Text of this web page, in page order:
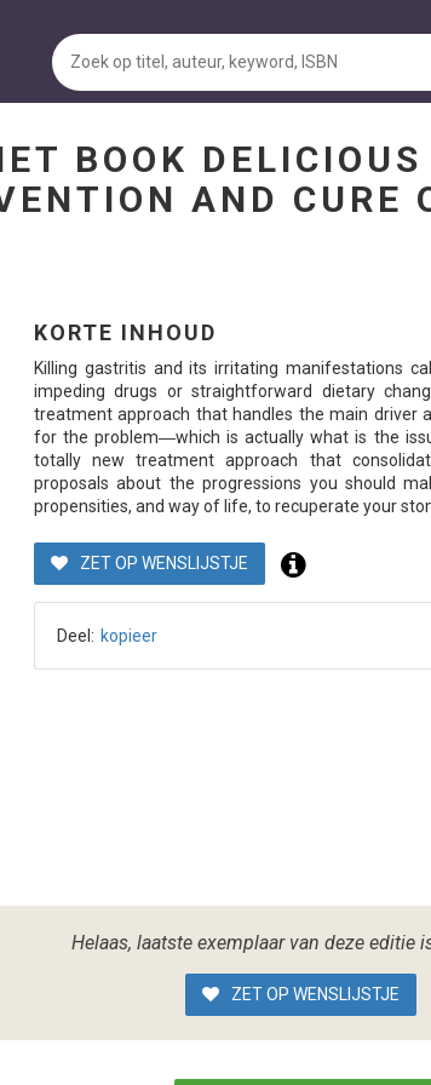
BOOK
AND
KORTE INHOUD
Killing gastritis and its irritating manifestations
impeding drugs or straightforward dietary
treatment approach that handles the main driver
for the problem―which is actually what is the
totally new treatment approach that
proposals about the progressions you should
propensities, and way of life, to recuperate your
ZET OP WENSLIJSTJE
Deel: kopieer
Helaas, laatste exemplaar van deze editie
ZET OP WENSLIJSTJE